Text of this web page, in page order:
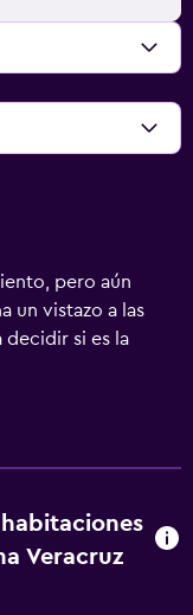
pero aún
un vistazo a las
decidir si es la
Veracruz